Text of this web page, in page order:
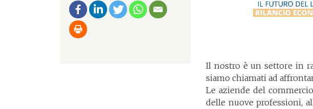
Il nostro è un settore in
siamo chiamati ad
Le aziende del
delle nuove professioni,